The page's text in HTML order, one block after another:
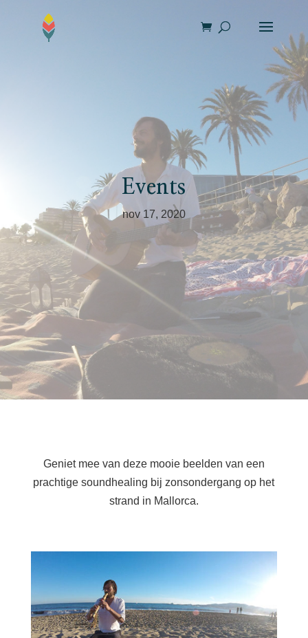
Events
nov 17, 2020
Geniet mee van deze mooie beelden van een
prachtige soundhealing bij zonsondergang op het
strand in Mallorca.